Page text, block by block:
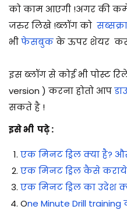
को काम आएगी !अगर की
जरुर लिखे !ब्लॉग को
भीफेसबुकके ऊपर शेयर कर
इस ब्लॉग से कोई भी पोस्ट
version ) करना होतो आप
सकते है !
इसे भी पढ़े :
एक मिनट ड्रिल क्या है?
एक मिनट ड्रिल कैसे
एक मिनट ड्रिल का उदेश
One Minute Drill